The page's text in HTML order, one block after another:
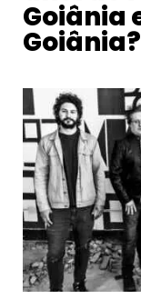
Goiânia
Goiânia?